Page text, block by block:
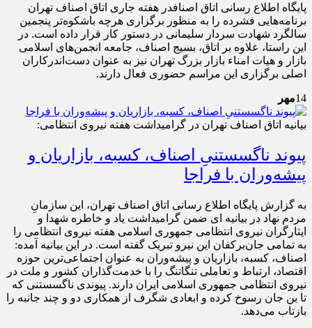
پایگاه اطلاع رسانی اتاق اصنافدر هفته جاری اتاق اصناف تهران
برنامه‌هایی فشرده را به منظور برگزاری هرچه باشکوه‌تر پنجمین
سالگرد شهادت سردار سلیمانی در دستور کار قرار داده است. در
این راستا، علاوه بر اتاق، بسیج اصناف، جامعه انجمن‌های اسلامی
بازار و هیات امناء بازار بزرگ تهران نیز به عنوان دست‌اندرکاران
اصلی برگزاری این مراسم حضوری فعال دارند.
14مهر
بیانیه اتاق اصناف تهران در گرامیداشت هفته نیروی انتظامی:
پیوند ناگسستنیِ اصناف، کسبه، بازاریان و
پیشه‌وران با فراجا
به گزارش پایگاه اطلاع رسانی اتاق اصناف تهران، این سازمانِ
مردم نهاد در بیانیه ای ضمن گرامیداشت یاد و خاطره شهدا و
ایثارگران نیروی انتظامی جمهوری اسلامی هفته نیروی انتظامی را
به تمامی جان‌برکفان این نیرو تبریک گفته است. در این بیانیه آمده:
اصناف، کسبه، بازاریان و پیشه‌وران به عنوان اجتماعی‌ترین حوزه
اقتصاد، ارتباط و تعاملی تنگاتنگ را با خدمت‌گذاران کشور و ملت در
نیروی انتظامی جمهوری اسلامی ایران دارند. پیوندی ناگسستنی که
تا بن جان رسوخ کرده و ابعادی شگرف از همکاری دو و چند جانبه را
بازتاب می‌دهد.